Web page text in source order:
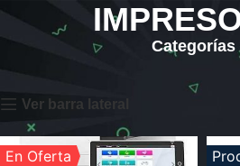
Categorías
Ver barra lateral
En Oferta